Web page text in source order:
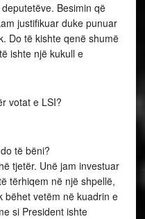
Besimin që
justifikuar duke punuar
Do të kishte qenë shumë
ishte një kukull e
votat e LSI?
të bëni?
tjetër. Unë jam investuar
tërhiqem në një shpellë,
bëhet vetëm në kuadrin e
si President ishte